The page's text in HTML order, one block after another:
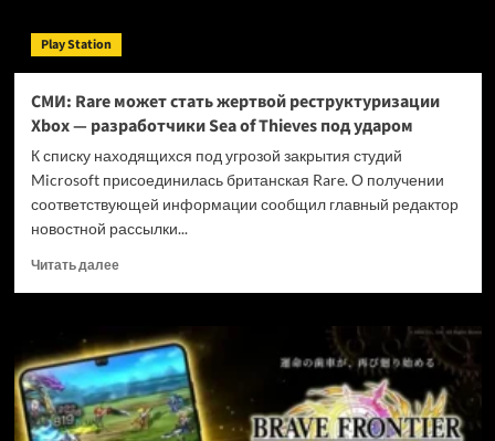
не
убивать
диски
Play Station
СМИ: Rare может стать жертвой реструктуризации
Xbox — разработчики Sea of Thieves под ударом
К списку находящихся под угрозой закрытия студий
Microsoft присоединилась британская Rare. О получении
соответствующей информации сообщил главный редактор
новостной рассылки...
Читать далееПрочитать
Rare
может
стать
жертвой
реструктуризации